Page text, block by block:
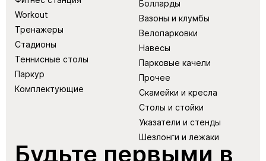
Workout
Тренажеры
Стадионы
Теннисные столы
Паркур
Комплектующие
Болларды
Вазоны и клумбы
Велопарковки
Навесы
Парковые качели
Прочее
Скамейки и кресла
Столы и стойки
Указатели и стенды
Шезлонги и лежаки
Будьте первыми в